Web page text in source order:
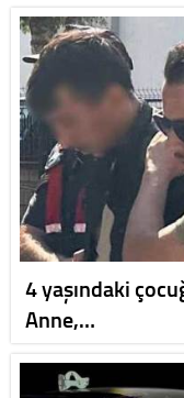
4 yaşındaki
Anne,…